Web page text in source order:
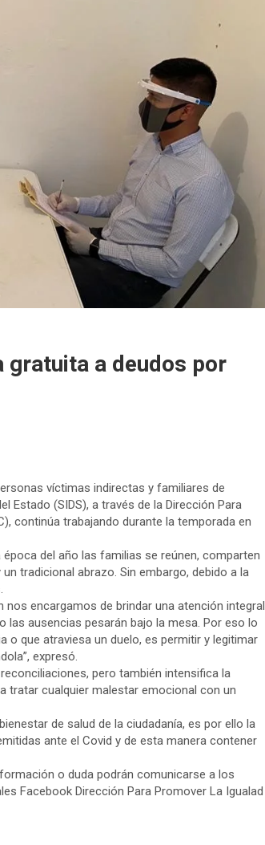
gratuita a deudos por
víctimas indirectas y familiares de
Estado (SIDS), a través de la Dirección Para
continúa trabajando durante la temporada en
del año las familias se reúnen, comparten
tradicional abrazo. Sin embargo, debido a la
nos encargamos de brindar una atención integral
las ausencias pesarán bajo la mesa. Por eso lo
o que atraviesa un duelo, es permitir y legitimar
expresó.
pero también intensifica la
tratar cualquier malestar emocional con un
de salud de la ciudadanía, es por ello la
ante el Covid y de esta manera contener
o duda podrán comunicarse a los
Facebook Dirección Para Promover La Igualad